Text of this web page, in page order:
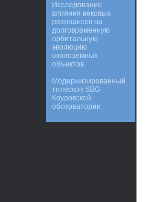
Исследование
влияния вековых
резонансов на
долговременную
орбитальную
эволюцию
околоземных
объектов
Модернизированный
телескоп SBG
Коуровской
обсерватории